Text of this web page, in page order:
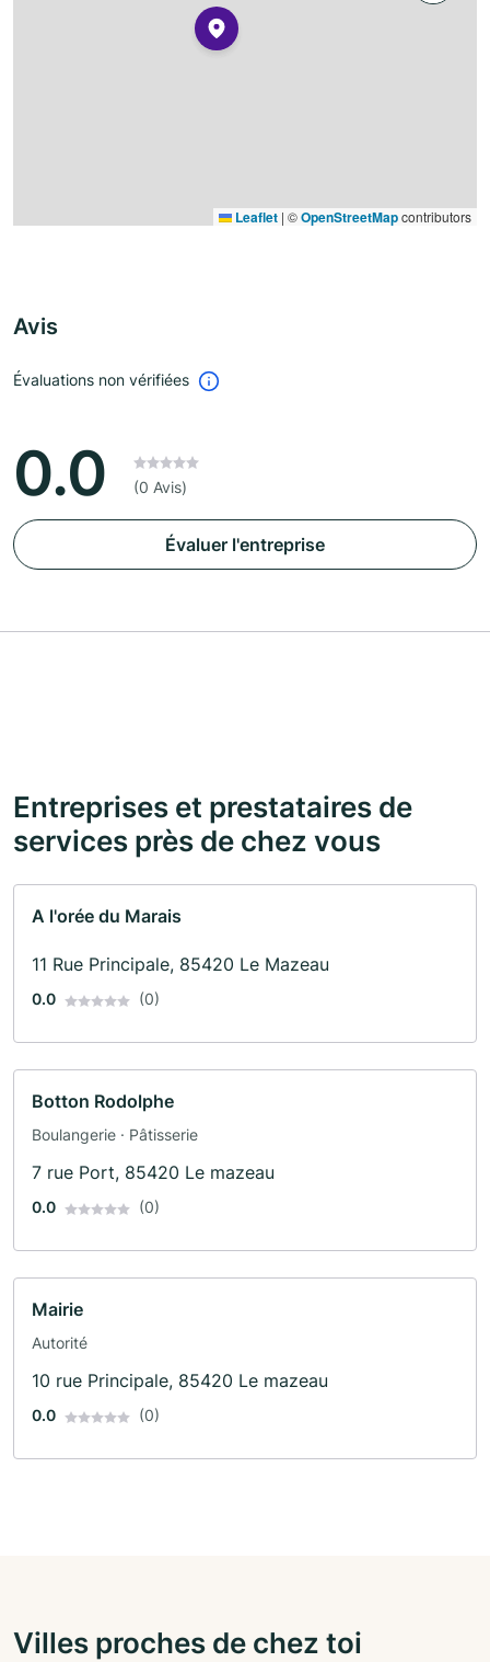
Leaflet | ©OpenStreetMapcontributors
Avis
Évaluations non vérifiées
0.0 (0 Avis)
Évaluer l'entreprise
Entreprises et prestataires de
services près de chez vous
A l'orée du Marais
11 Rue Principale, 85420 Le Mazeau
0.0 (0)
Botton Rodolphe
Boulangerie · Pâtisserie
7 rue Port, 85420 Le mazeau
0.0 (0)
Mairie
Autorité
10 rue Principale, 85420 Le mazeau
0.0 (0)
Villes proches de chez toi